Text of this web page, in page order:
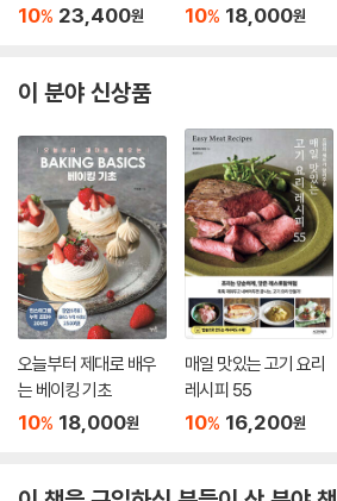
10% 23,400원 10% 18,000원
이 분야 신상품
오늘부터 제대로 배우
는 베이킹 기초
10% 18,000원
매일 맛있는 고기 요리
레시피 55
10% 16,200원